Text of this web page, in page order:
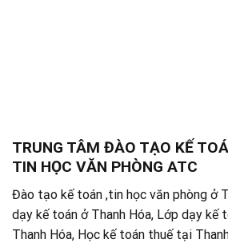
TRUNG TÂM ĐÀO TẠO KẾ
TIN HỌC VĂN PHÒNG ATC
Đào tạo kế toán ,tin học văn phòng ở
dạy kế toán ở Thanh Hóa, Lớp dạy kế
Thanh Hóa, Học kế toán thuế tại